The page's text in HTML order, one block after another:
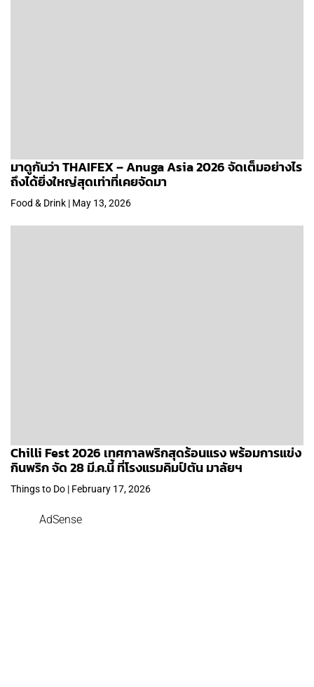
มาดูกันว่า THAIFEX – Anuga Asia 2026 จัดเต็มอย่างไร
ถึงได้ยิ่งใหญ่สุดเท่าที่เคยจัดมา
Food & Drink | May 13, 2026
Chilli Fest 2026 เทศกาลพริกสุดร้อนแรง พร้อมการแข่ง
กินพริก จัด 28 มี.ค.นี้ ที่โรงแรมคิมป์ตัน มาลัยฯ
Things to Do | February 17, 2026
AdSense